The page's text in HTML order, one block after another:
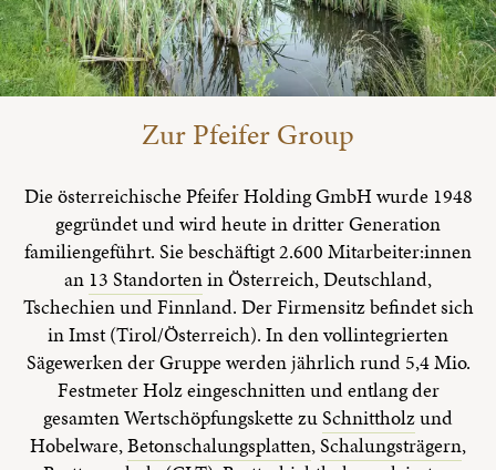
Zur Pfeifer Group
Die österreichische Pfeifer Holding GmbH wurde 1948
gegründet und wird heute in dritter Generation
familiengeführt. Sie beschäftigt 2.600 Mitarbeiter:innen
an 13 Standortenin Österreich, Deutschland,
Tschechien und Finnland. Der Firmensitz befindet sich
in Imst (Tirol/Österreich). In den vollintegrierten
Sägewerken der Gruppe werden jährlich rund 5,4 Mio.
Festmeter Holz eingeschnitten und entlang der
gesamten Wertschöpfungskette zuSchnittholzund
Hobelware,Betonschalungsplatten,Schalungsträgern,